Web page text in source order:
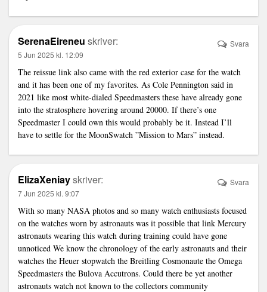
SerenaEireneu skriver:
5 Jun 2025 kl. 12:09
The reissue link also came with the red exterior case for the watch
and it has been one of my favorites. As Cole Pennington said in
2021 like most white-dialed Speedmasters these have already gone
into the stratosphere hovering around 20000. If there’s one
Speedmaster I could own this would probably be it. Instead I’ll
have to settle for the MoonSwatch ”Mission to Mars” instead.
Svara
ElizaXeniayskriver:
7 Jun 2025 kl. 9:07
With so many NASA photos and so many watch enthusiasts focused
on the watches worn by astronauts was it possible that link Mercury
astronauts wearing this watch during training could have gone
unnoticed We know the chronology of the early astronauts and their
watches the Heuer stopwatch the Breitling Cosmonaute the Omega
Speedmasters the Bulova Accutrons. Could there be yet another
astronauts watch not known to the collectors community
Svara